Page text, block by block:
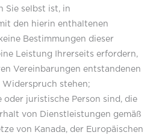
Sie selbst ist, in
den hierin enthaltenen
Bestimmungen dieser
Leistung Ihrerseits erfordern,
Vereinbarungen entstandenen
stehen;
oder juristische Person sind, die
von Dienstleistungen gemäß
von Kanada, der Europäischen